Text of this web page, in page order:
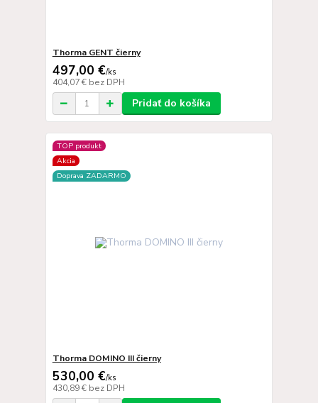
Thorma GENT čierny
497,00 €/ks
404,07 € bez DPH
Pridať do košíka
TOP produkt
Akcia
Doprava ZADARMO
Thorma DOMINO III čierny
530,00 €/ks
430,89 € bez DPH